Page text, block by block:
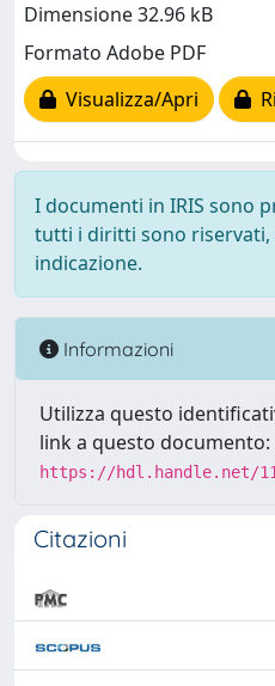
Dimensione 32.96 kB
Formato Adobe PDF
Visualizza/Apri
I documenti in IRIS sono
tutti i diritti sono riservati,
indicazione.
Informazioni
Utilizza questo
link a questo documento:
https://hdl.handle.net/
Citazioni